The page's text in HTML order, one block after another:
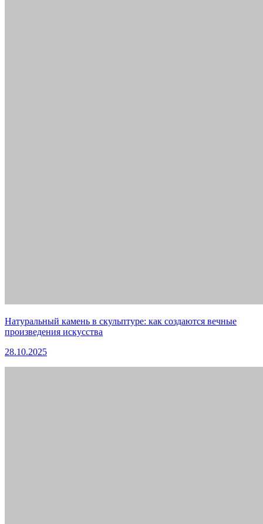
Натуральный камень в скульптуре: как создаются вечные
произведения искусства
28.10.2025